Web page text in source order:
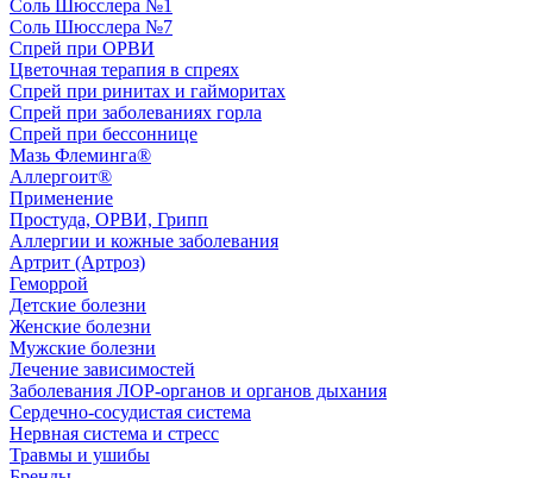
Соль Шюсслера №1
Соль Шюсслера №7
Спрей при ОРВИ
Цветочная терапия в спреях
Спрей при ринитах и гайморитах
Спрей при заболеваниях горла
Спрей при бессоннице
Мазь Флеминга®
Аллергоит®
Применение
Простуда, ОРВИ, Грипп
Аллергии и кожные заболевания
Артрит (Артроз)
Геморрой
Детские болезни
Женские болезни
Мужские болезни
Лечение зависимостей
Заболевания ЛОР-органов и органов дыхания
Сердечно-сосудистая система
Нервная система и стресс
Травмы и ушибы